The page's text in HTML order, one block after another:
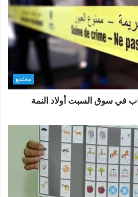
مجتمع
في سوق السبت أولاد النمة